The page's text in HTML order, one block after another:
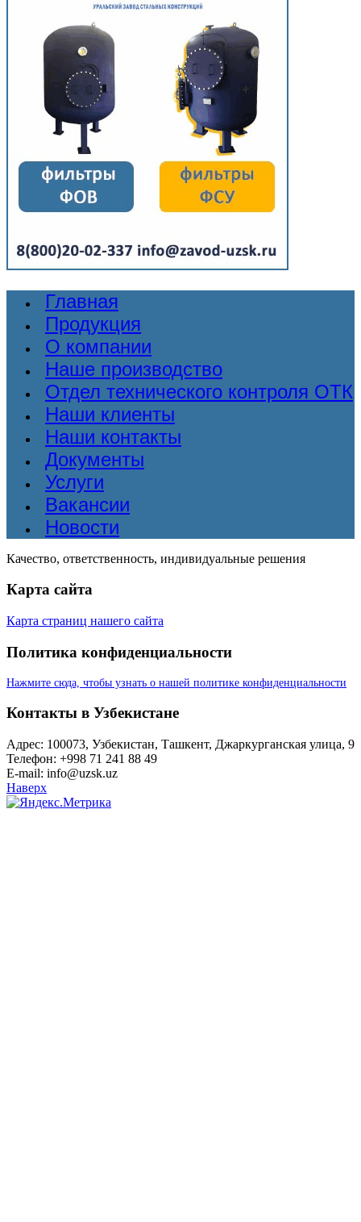
Главная
Продукция
О компании
Наше производство
Отдел технического контроля ОТК
Наши клиенты
Наши контакты
Документы
Услуги
Вакансии
Новости
Качество, ответственность, индивидуальные решения
Карта сайта
Карта страниц нашего сайта
Политика конфиденциальности
Нажмите сюда, чтобы узнать о нашей политике конфиденциальности
Контакты в Узбекистане
Адрес: 100073, Узбекистан, Ташкент, Джаркурганская улица, 9
Телефон: +998 71 241 88 49
E-mail: info@uzsk.uz
Наверх